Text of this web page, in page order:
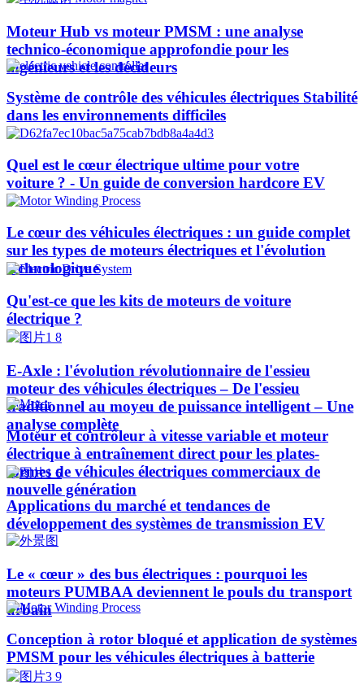
Moteur Hub vs moteur PMSM : une analyse
technico-économique approfondie pour les
ingénieurs et les décideurs
Système de contrôle des véhicules électriques Stabilité
dans les environnements difficiles
Quel est le cœur électrique ultime pour votre
voiture ? - Un guide de conversion hardcore EV
Le cœur des véhicules électriques : un guide complet
sur les types de moteurs électriques et l'évolution
technologique
Qu'est-ce que les kits de moteurs de voiture
électrique ?
E-Axle : l'évolution révolutionnaire de l'essieu
moteur des véhicules électriques – De l'essieu
traditionnel au moyeu de puissance intelligent – Une
analyse complète
Moteur et contrôleur à vitesse variable et moteur
électrique à entraînement direct pour les plates-
formes de véhicules électriques commerciaux de
nouvelle génération
Applications du marché et tendances de
développement des systèmes de transmission EV
Le « cœur » des bus électriques : pourquoi les
moteurs PUMBAA deviennent le pouls du transport
urbain
Conception à rotor bloqué et application de systèmes
PMSM pour les véhicules électriques à batterie